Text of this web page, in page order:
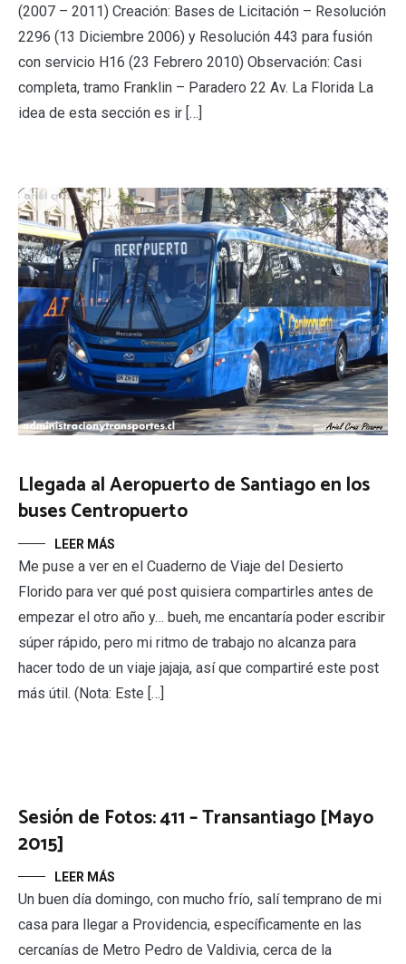
(2007 – 2011) Creación: Bases de Licitación – Resolución
2296 (13 Diciembre 2006) y Resolución 443 para fusión
con servicio H16 (23 Febrero 2010) Observación: Casi
completa, tramo Franklin – Paradero 22 Av. La Florida La
idea de esta sección es ir […]
Llegada al Aeropuerto de Santiago en los
buses Centropuerto
LEER MÁS
Me puse a ver en el Cuaderno de Viaje del Desierto
Florido para ver qué post quisiera compartirles antes de
empezar el otro año y… bueh, me encantaría poder escribir
súper rápido, pero mi ritmo de trabajo no alcanza para
hacer todo de un viaje jajaja, así que compartiré este post
más útil. (Nota: Este […]
Sesión de Fotos: 411 – Transantiago [Mayo
2015]
LEER MÁS
Un buen día domingo, con mucho frío, salí temprano de mi
casa para llegar a Providencia, específicamente en las
cercanías de Metro Pedro de Valdivia, cerca de la